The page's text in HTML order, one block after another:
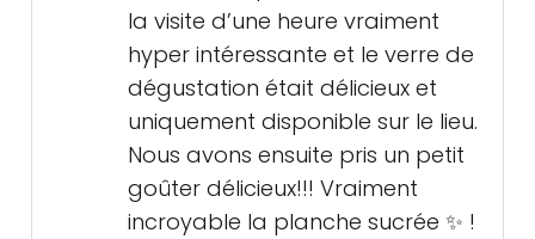
la visite d’une heure vraiment
hyper intéressante et le verre de
dégustation était délicieux et
uniquement disponible sur le lieu.
Nous avons ensuite pris un petit
goûter délicieux!!! Vraiment
incroyable la planche sucrée ✨ !